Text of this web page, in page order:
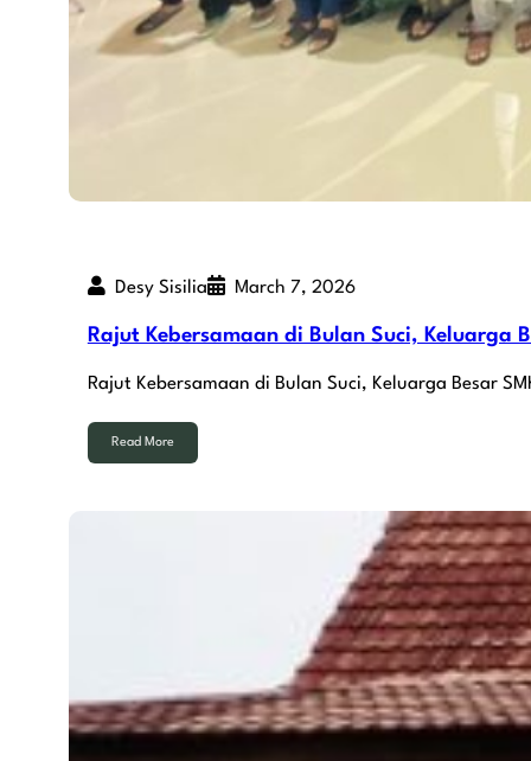
Desy Sisilia March 7, 2026
Rajut Kebersamaan di Bulan Suci, Keluarga
Rajut Kebersamaan di Bulan Suci, Keluarga Besar
Read More